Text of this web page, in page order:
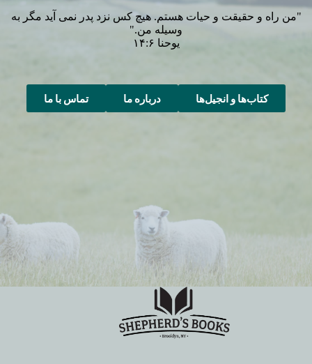
"من راه و حقیقت و حیات هستم. هیچ کس نزد پدر نمی آید مگر به
وسیله من."
یوحنا ۱۴:۶
کتاب‌ها و انجیل‌ها درباره ما تماس با ما